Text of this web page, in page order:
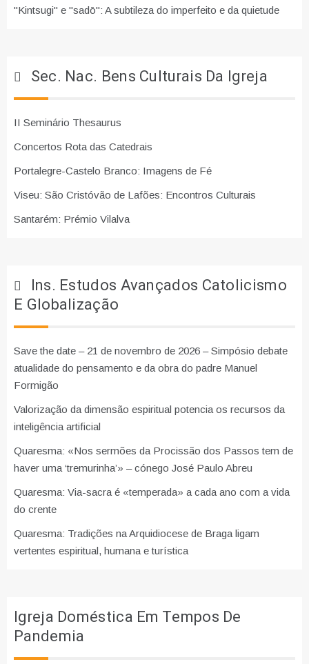
"Kintsugi" e "sadō": A subtileza do imperfeito e da quietude
Sec. Nac. Bens Culturais Da Igreja
II Seminário Thesaurus
Concertos Rota das Catedrais
Portalegre-Castelo Branco: Imagens de Fé
Viseu: São Cristóvão de Lafões: Encontros Culturais
Santarém: Prémio Vilalva
Ins. Estudos Avançados Catolicismo
E Globalização
Save the date – 21 de novembro de 2026 – Simpósio debate
atualidade do pensamento e da obra do padre Manuel
Formigão
Valorização da dimensão espiritual potencia os recursos da
inteligência artificial
Quaresma: «Nos sermões da Procissão dos Passos tem de
haver uma ‘tremurinha’» – cónego José Paulo Abreu
Quaresma: Via-sacra é «temperada» a cada ano com a vida
do crente
Quaresma: Tradições na Arquidiocese de Braga ligam
vertentes espiritual, humana e turística
Igreja Doméstica Em Tempos De
Pandemia